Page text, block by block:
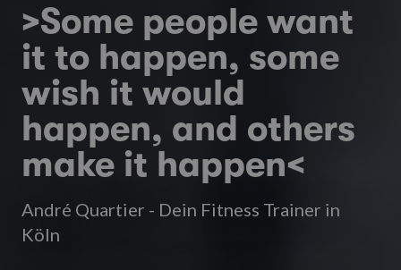
>Some people want
it to happen, some
wish it would
happen, and others
make it happen<
André Quartier - Dein Fitness Trainer in
Köln